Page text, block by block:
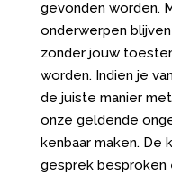
gevonden worden.
onderwerpen
zonder jouw
worden. Indien je
de juiste manier
onze geldende
kenbaar maken. De
gesprek